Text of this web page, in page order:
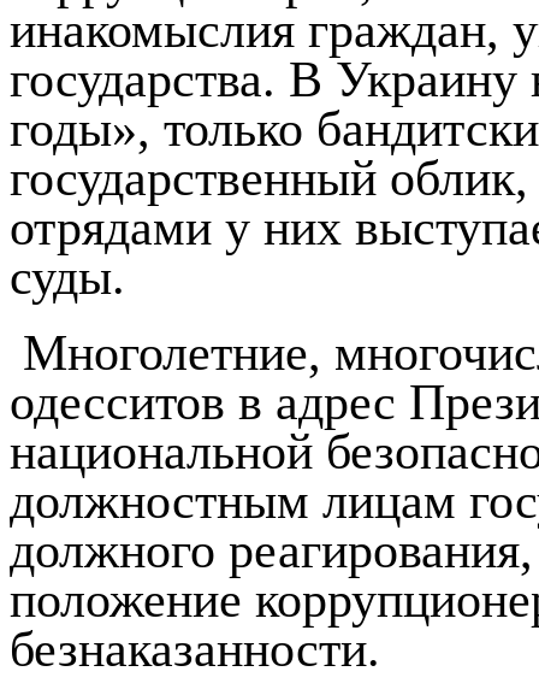
инакомыслия граждан,
государства. В
годы», только
государственный
отрядами у них
суды.
Многолетние,
одесситов в адрес
национальной
должностным лицам
должного
положение
безнаказанности.